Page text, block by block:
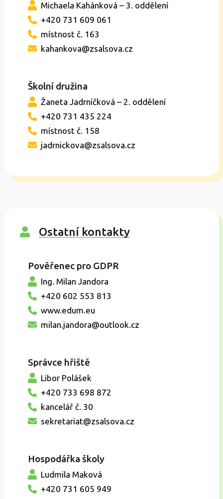
Michaela Kahánková – 3. oddělení
+420 731 609 061
místnost č. 163
kahankova@zsalsova.cz
Školní družina
Žaneta Jadrníčková – 2. oddělení
+420 731 435 224
místnost č. 158
jadrnickova@zsalsova.cz
Ostatní kontakty
Pověřenec pro GDPR
Ing. Milan Jandora
+420 602 553 813
www.edum.eu
milan.jandora@outlook.cz
Správce hřiště
Libor Polášek
+420 733 698 872
kancelář č. 30
sekretariat@zsalsova.cz
Hospodářka školy
Ludmila Maková
+420 731 605 949